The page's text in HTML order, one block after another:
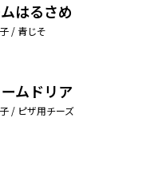
はるさめ
/ 青じそ
ムドリア
/ ピザ用チーズ